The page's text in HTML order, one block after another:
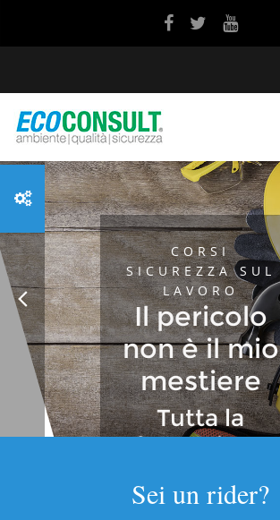
CORSI
SICUREZZA SUL
LAVORO
Il pericolo
non è il mio
mestiere
Tutta la
formazione
Sei un rider?